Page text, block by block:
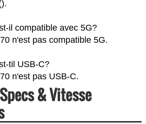
).
il compatible avec 5G?
n'est pas compatible 5G.
til USB-C?
n'est pas USB-C.
& Vitesse